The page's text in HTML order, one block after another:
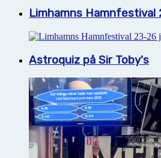
Limhamns Hamnfestival
Astroquiz på Sir Toby's